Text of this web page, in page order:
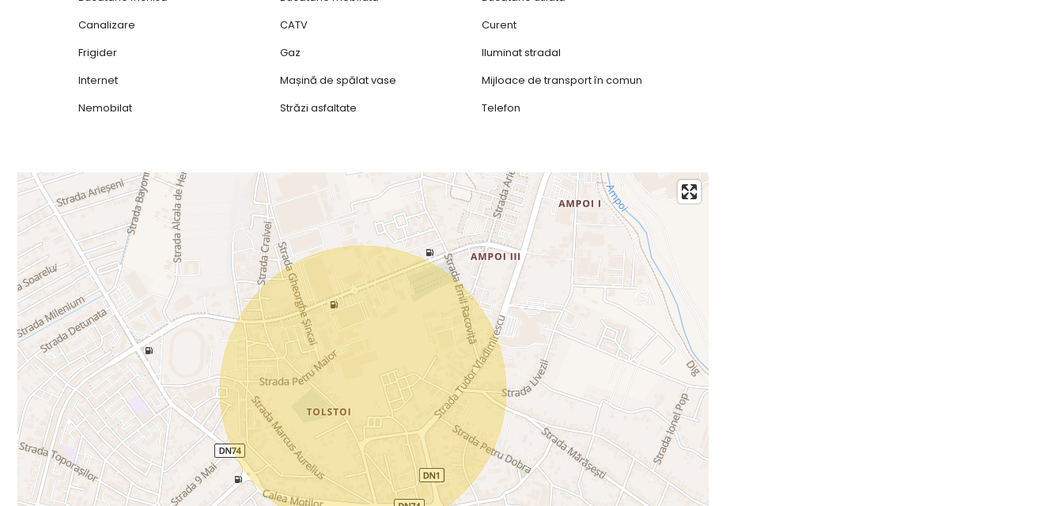
Canalizare
CATV
Curent
Frigider
Gaz
Iluminat stradal
Internet
Mașină de spălat vase
Mijloace de transport în comun
Nemobilat
Străzi asfaltate Telefon